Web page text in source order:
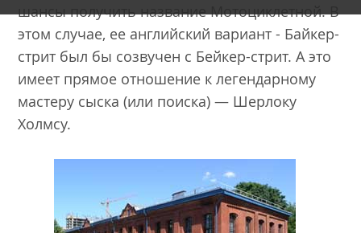
шансы получить название Мотоциклетной. В
этом случае, ее английский вариант - Байкер-
стрит был бы созвучен с Бейкер-стрит. А это
имеет прямое отношение к легендарному
мастеру сыска (или поиска) — Шерлоку
Холмсу.